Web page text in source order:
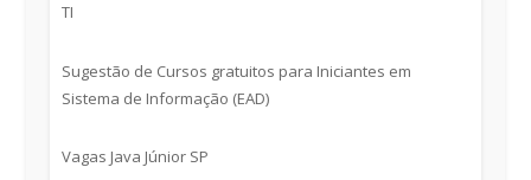
TI
Sugestão de Cursos gratuitos para Iniciantes em
Sistema de Informação (EAD)
Vagas Java Júnior SP